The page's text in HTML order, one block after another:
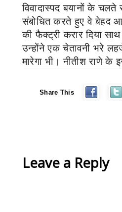
विवादास्पद बयानों के
संबोधित करते हुए वे बेहद
की फैक्ट्री करार दिया
उन्होंने एक चेतावनी भरे
मारेगा भी। नीतीश राणे
Share This
Leave a Reply